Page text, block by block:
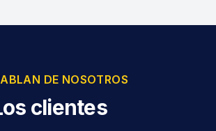
DE NOSOTROS
clientes